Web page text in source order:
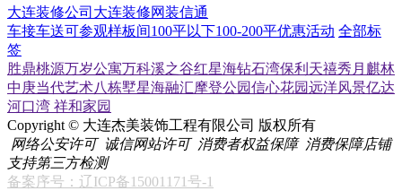
大连装修公司 大连装修网装信通
车接车送可参观样板间100平以下100-200平优惠活动 全部标
签
胜鼎桃源万岁公寓万科溪之谷红星海钻石湾保利天禧秀月麒林
中庚当代艺术八栋墅星海融汇摩登公园信心花园远洋风景亿达
河口湾 祥和家园
Copyright © 大连杰美装饰工程有限公司 版权所有
网络公安许可 诚信网站许可 消费者权益保障 消费保障店铺
支持第三方检测
备案序号：辽ICP备15001171号-1